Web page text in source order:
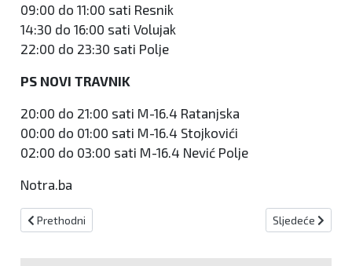
09:00 do 11:00 sati Resnik
14:30 do 16:00 sati Volujak
22:00 do 23:30 sati Polje
PS NOVI TRAVNIK
20:00 do 21:00 sati M-16.4 Ratanjska
00:00 do 01:00 sati M-16.4 Stojkovići
02:00 do 03:00 sati M-16.4 Nević Polje
Notra.ba
Prethodni članak: Benjamin Mujkić - ponos Novog Travnika!
Prethodni Sljedeći članak:
Sljedeće